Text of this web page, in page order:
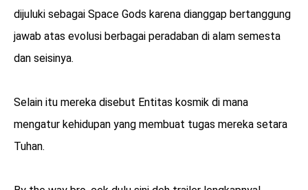
dijuluki sebagai Space Gods karena dianggap bertanggung
jawab atas evolusi berbagai peradaban di alam semesta
dan seisinya.
Selain itu mereka disebut Entitas kosmik di mana
mengatur kehidupan yang membuat tugas mereka setara
Tuhan.